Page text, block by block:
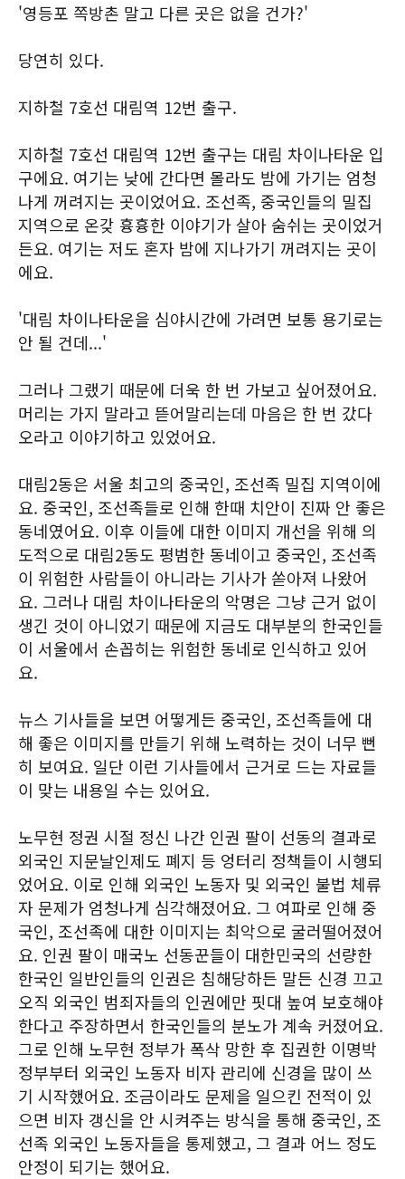
'영등포 쪽방촌 말고 다른 곳은 없을 건가?'
당연히 있다.
지하철 7호선 대림역 12번 출구.
지하철 7호선 대림역 12번 출구는 대림 차이나타운 입
구에요. 여기는 낮에 간다면 몰라도 밤에 가기는 엄청
나게 꺼려지는 곳이었어요. 조선족, 중국인들의 밀집
지역으로 온갖 흉흉한 이야기가 살아 숨쉬는 곳이었거
든요. 여기는 저도 혼자 밤에 지나가기 꺼려지는 곳이
에요.
'대림 차이나타운을 심야시간에 가려면 보통 용기로는
안 될 건데...'
그러나 그랬기 때문에 더욱 한 번 가보고 싶어졌어요.
머리는 가지 말라고 뜯어말리는데 마음은 한 번 갔다
오라고 이야기하고 있었어요.
대림2동은 서울 최고의 중국인, 조선족 밀집 지역이에
요. 중국인, 조선족들로 인해 한때 치안이 진짜 안 좋은
동네였어요. 이후 이들에 대한 이미지 개선을 위해 의
도적으로 대림2동도 평범한 동네이고 중국인, 조선족
이 위험한 사람들이 아니라는 기사가 쏟아져 나왔어
요. 그러나 대림 차이나타운의 악명은 그냥 근거 없이
생긴 것이 아니었기 때문에 지금도 대부분의 한국인들
이 서울에서 손꼽히는 위험한 동네로 인식하고 있어
요.
뉴스 기사들을 보면 어떻게든 중국인, 조선족들에 대
해 좋은 이미지를 만들기 위해 노력하는 것이 너무 뻔
히 보여요. 일단 이런 기사들에서 근거로 드는 자료들
이 맞는 내용일 수는 있어요.
노무현 정권 시절 정신 나간 인권 팔이 선동의 결과로
외국인 지문날인제도 폐지 등 엉터리 정책들이 시행되
었어요. 이로 인해 외국인 노동자 및 외국인 불법 체류
자 문제가 엄청나게 심각해졌어요. 그 여파로 인해 중
국인, 조선족에 대한 이미지는 최악으로 굴러떨어졌어
요. 인권 팔이 매국노 선동꾼들이 대한민국의 선량한
한국인 일반인들의 인권은 침해당하든 말든 신경 끄고
오직 외국인 범죄자들의 인권에만 핏대 높여 보호해야
한다고 주장하면서 한국인들의 분노가 계속 커졌어요.
그로 인해 노무현 정부가 폭삭 망한 후 집권한 이명박
정부부터 외국인 노동자 비자 관리에 신경을 많이 쓰
기 시작했어요. 조금이라도 문제을 일으킨 전적이 있
으면 비자 갱신을 안 시켜주는 방식을 통해 중국인, 조
선족 외국인 노동자들을 통제했고, 그 결과 어느 정도
안정이 되기는 했어요.